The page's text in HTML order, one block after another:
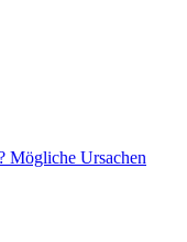
Mögliche Ursachen